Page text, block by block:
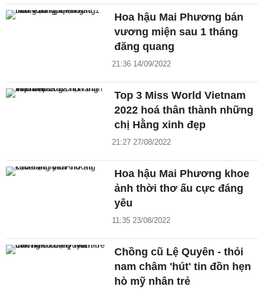
Hoa hậu Mai Phương bán
vương miện sau 1 tháng
đăng quang
21:36 14/09/2022
Top 3 Miss World Vietnam
2022 hoá thân thành những
chị Hằng xinh đẹp
21:27 27/08/2022
Hoa hậu Mai Phương khoe
ảnh thời thơ ấu cực đáng
yêu
11:35 23/08/2022
Chồng cũ Lệ Quyên - thỏi
nam châm 'hút' tin đồn hẹn
hò mỹ nhân trẻ